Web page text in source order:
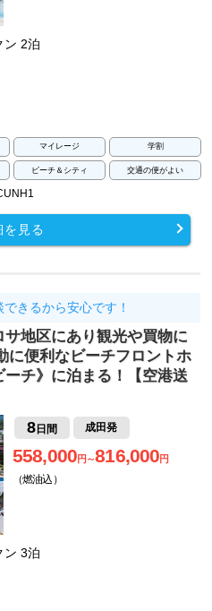
ン 2泊
マイレージ 学割
ビーチ＆シティ 交通の便がよい
を見る
きるから安心です！
地区にあり観光や買物に
に便利なビーチフロントホ
チ》に泊まる！【空港送
8日間 成田発
558,000円～816,000円
（燃油込）
ン 3泊